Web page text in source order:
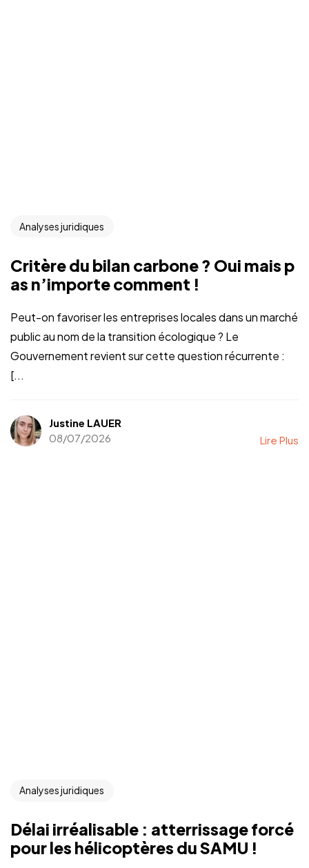
Analyses juridiques
Critère du bilan carbone ? Oui mais p
as n’importe comment !
Peut-on favoriser les entreprises locales dans un marché
public au nom de la transition écologique ? Le
Gouvernement revient sur cette question récurrente :
[...
Justine LAUER
08/07/2026
Lire Plus
Analyses juridiques
Délai irréalisable : atterrissage forcé
pour les hélicoptères du SAMU !